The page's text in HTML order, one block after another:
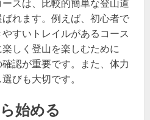
スは、比較的簡単な登山道
れます。例えば、初心者で
すいトレイルがあるコース
しく登山を楽しむために
認が重要です。また、体力
びも大切です。
始める